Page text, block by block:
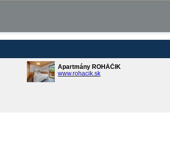
Apartmány ROHÁČIK
www.rohacik.sk